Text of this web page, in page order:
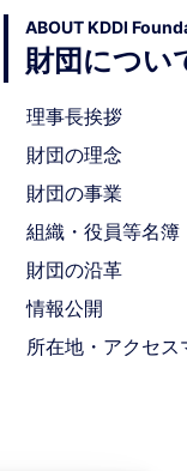
ABOUT KDDI
財団につい
理事長挨拶
財団の理念
財団の事業
組織・役員等名簿
財団の沿革
情報公開
所在地・アクセス